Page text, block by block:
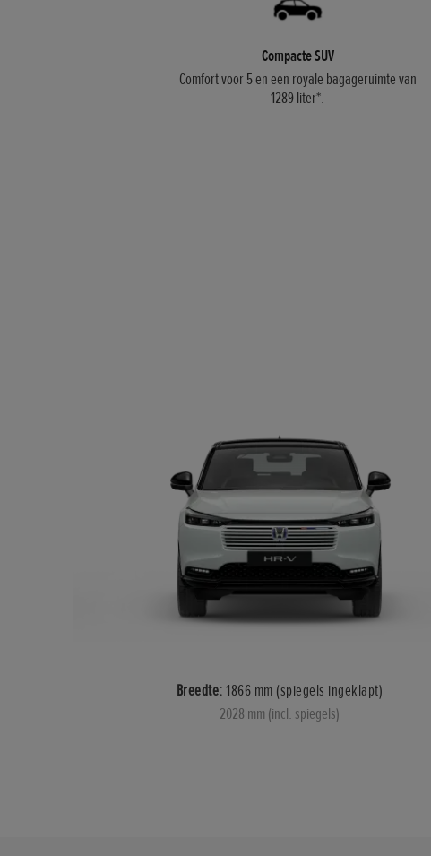
Compacte SUV
Comfort voor 5 en een royale bagageruimte van
1289 liter*.
Breedte:1866 mm (spiegels ingeklapt)
2028 mm (incl. spiegels)